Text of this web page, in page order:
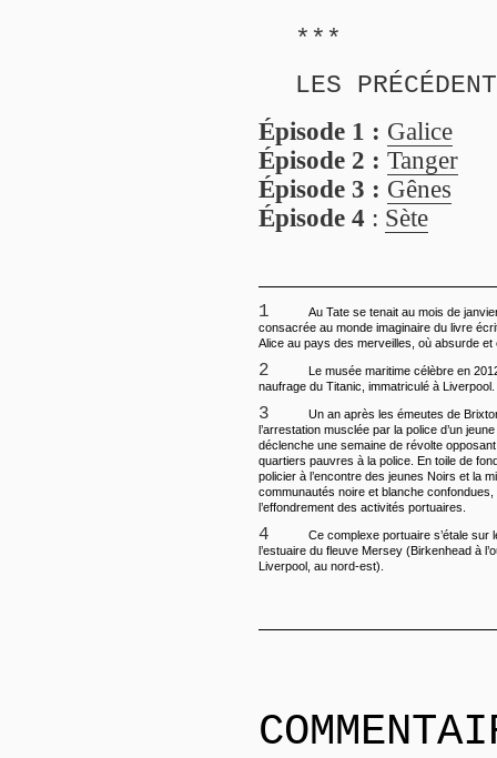
***
LES
Épisode 1 : Galice
Épisode 2 : Tanger
Épisode 3 : Gênes
Épisode 4 : Sète
1
Au Tate se tenait au mois de
consacrée au monde imaginaire du livre
Alice au pays des merveilles, où absurde et
2
Le musée maritime célèbre en
naufrage du Titanic, immatriculé à Liverpool.
3
Un an après les émeutes de
l’arrestation musclée par la police d’un
déclenche une semaine de révolte
quartiers pauvres à la police. En toile de
policier à l’encontre des jeunes Noirs et la
communautés noire et blanche confondues,
l’effondrement des activités portuaires.
4
Ce complexe portuaire s’étale sur
l’estuaire du fleuve Mersey (Birkenhead à
Liverpool, au nord-est).